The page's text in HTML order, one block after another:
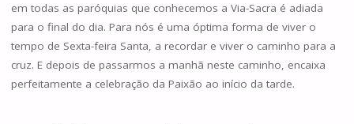
em todas as paróquias que conhecemos a Via-Sacra é adiada
para o final do dia. Para nós é uma óptima forma de viver o
tempo de Sexta-feira Santa, a recordar e viver o caminho para a
cruz. E depois de passarmos a manhã neste caminho, encaixa
perfeitamente a celebração da Paixão ao início da tarde.